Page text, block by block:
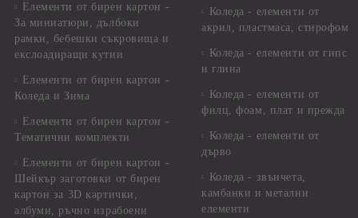
Елементи от бирен картон -
За миниатюри, дълбоки
рамки, бебешки съкровища и
екслоадиращи кутии
Елементи от бирен картон -
Коледа и Зима
Елементи от бирен картон -
Тематични комплекти
Елементи от бирен картон -
Шейкър заготовки от бирен
картон за 3D картички,
албуми, ръчно израбоени
Коледа - елементи от
акрил, пластмаса, стирофом
Коледа - елементи от гипс
и глина
Коледа - елементи от
филц, фоам, плат и прежда
Коледа - елементи от
дърво
Коледа - звънчета,
камбанки и метални
елементи